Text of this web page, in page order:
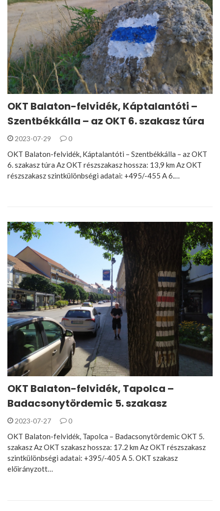
OKT Balaton-felvidék, Káptalantóti –
Szentbékkálla – az OKT 6. szakasz túra
2023-07-29 0
OKT Balaton-felvidék, Káptalantóti – Szentbékkálla – az OKT
6. szakasz túra Az OKT részszakasz hossza: 13,9 km Az OKT
részszakasz szintkülönbségi adatai: +495/-455 A 6.…
OKT Balaton-felvidék, Tapolca –
Badacsonytördemic 5. szakasz
2023-07-27 0
OKT Balaton-felvidék, Tapolca – Badacsonytördemic OKT 5.
szakasz Az OKT szakasz hossza: 17.2 km Az OKT részszakasz
szintkülönbségi adatai: +395/-405 A 5. OKT szakasz
előirányzott…